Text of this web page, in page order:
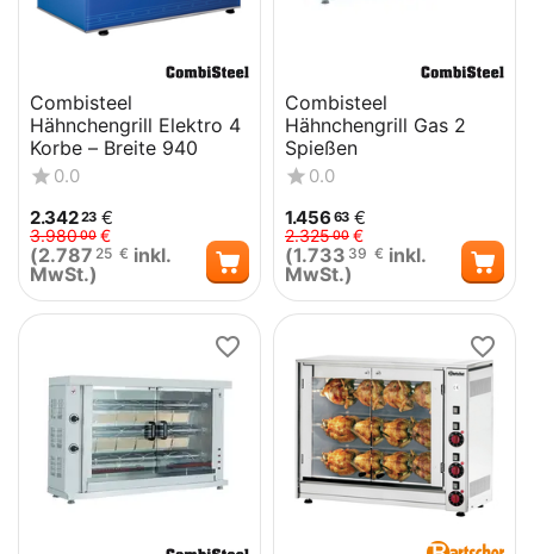
Combisteel
Hähnchengrill Elektro 4
Korbe – Breite 940
0.0
2.34223 €
3.98000 €
(2.787 25 € inkl.
MwSt.)
Combisteel
Hähnchengrill Gas 2
Spießen
0.0
1.456 63 €
2.32500 €
(1.733 39 € inkl.
MwSt.)